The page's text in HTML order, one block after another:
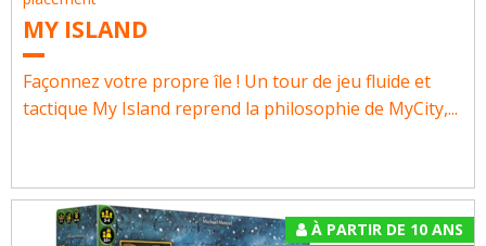
MY ISLAND
Façonnez votre propre île ! Un tour de jeu fluide et
tactique My Island reprend la philosophie de MyCity,...
À PARTIR DE 10 ANS